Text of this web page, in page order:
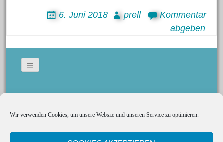
Wir verwenden Cookies, um unsere Website und unseren Service zu optimieren.
Januar 2018
Juli 2017
Juni 2017
6. Juni 2018 prell
Kommentar
abgeben
Tischkarten
Social Media